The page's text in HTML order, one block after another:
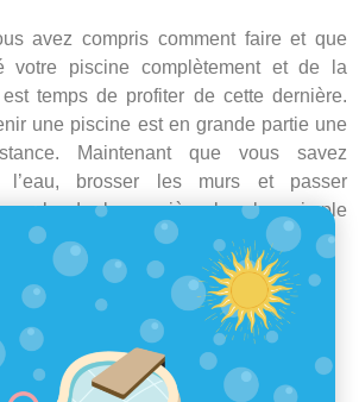
avez compris comment faire et que
votre piscine complètement et de la
temps de profiter de cette dernière.
une piscine est en grande partie une
Maintenant que vous savez
l’eau, brosser les murs et passer
sols de la manière la plus simple
plus vite la prochaine fois !